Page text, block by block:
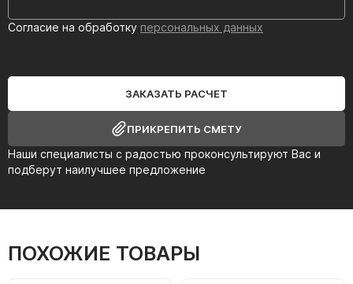
Наши специалисты с радостью проконсультируют Вас и
подберут наилучшее предложение
Согласие на обработку персональных данных
ЗАКАЗАТЬ РАСЧЕТ
ПРИКРЕПИТЬ СМЕТУ
ПОХОЖИЕ ТОВАРЫ